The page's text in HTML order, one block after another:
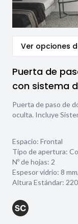
Ver opciones
Puerta de
con sistema
Puerta de paso de
oculta. Incluye
Espacio: Frontal
Tipo de apertura:
Nº de hojas: 2
Espesor vidrio: 8 mm,
Altura Estándar: